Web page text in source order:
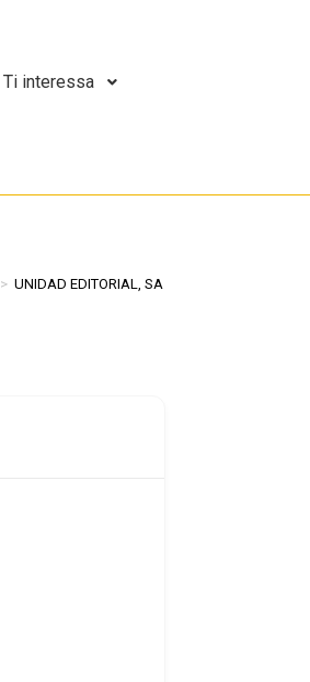
Ti interessa
> UNIDAD EDITORIAL, SA